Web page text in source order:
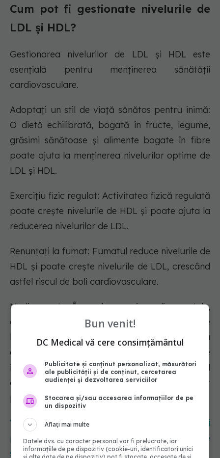
Cum pot fi gestionate nivelurile de
LDL și HDL?
Gestionarea nivelurilor de LDL și HDL este
esențială pentru menținerea sănătății
cardiovasculare.
Adoptați un stil de viață sănătos pentru inimă:
O dietă echilibrată, bogată în fructe, legume,
grăsimi sănătoase și alimente bogate în fibre
poate ajuta la menținerea nivelurilor optime de
LDL și HDL.
Exercițiu fizic regulat: Activitatea fizică regulată
poate crește nivelurile de HDL și poate ajuta la
reducerea nivelurilor de LDL.
Renunțați la fumat: Fumatul reduce nivelurile de
HDL și poate crește nivelurile de LDL, crescând
astfel riscul de boli cardiovasculare.
Medicamente: În unele cazuri, medicamentele,
cum ar fi statinele sau alte medicamente
hipolipemiante, pot fi necesare pentru a
controla nivelurile de colesterol LDL. Este
important să discutați cu medicul
dumneavoastră despre opțiunile de tratament
potrivite pentru dumneavoastră.
Vezi și: Căpșunele învelite în ciocolată, cel mai
popular desert de Ziua Îndrăgostiților. Cât de
sănătoase sunt, de fapt
Bun venit!
DC Medical vă cere consimțământul
Publicitate și conținut personalizat, măsurători
ale publicității și de conținut, cercetarea
audienței și dezvoltarea serviciilor
Stocarea și/sau accesarea informațiilor de pe
un dispozitiv
Aflați mai multe
Datele dvs. cu caracter personal vor fi prelucrate, iar
informațiile de pe dispozitiv (cookie-uri, identificatori unici